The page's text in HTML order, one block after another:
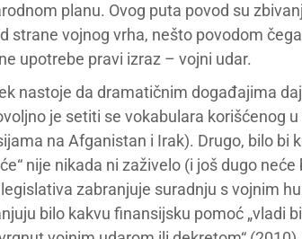
planu. Ovog puta povod su
strane vojnog vrha, nešto povodom
upotrebe pravi izraz – vojni udar.
nastoje da dramatičnim događajima
je setiti se vokabulara korišćenog
na Afganistan i Irak). Drugo, bilo bi
nije nikada ni zaživelo (i još dugo
zabranjuje suradnju s vojnim
bilo kakvu finansijsku pomoć „vladi